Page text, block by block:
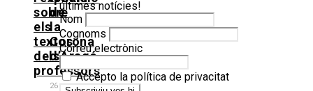
sobre
els
textos
dels
professors
de
la
Corona
d’Aragó
26
últimes notícies!
Nom
Cognoms
Correu electrònic
Accepto la política de privacitat